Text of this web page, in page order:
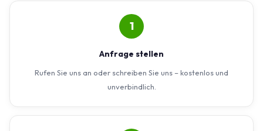
1
Anfrage stellen
Rufen Sie uns an oder schreiben Sie uns – kostenlos und
unverbindlich.